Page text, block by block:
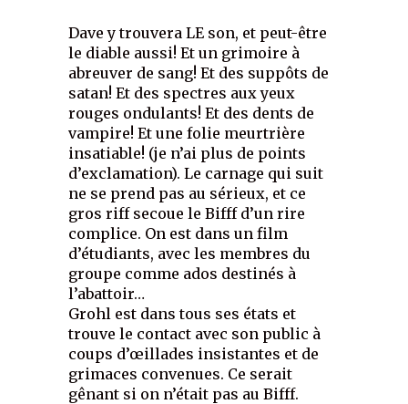
Dave y trouvera LE son, et peut-être
le diable aussi! Et un grimoire à
abreuver de sang! Et des suppôts de
satan! Et des spectres aux yeux
rouges ondulants! Et des dents de
vampire! Et une folie meurtrière
insatiable! (je n’ai plus de points
d’exclamation). Le carnage qui suit
ne se prend pas au sérieux, et ce
gros riff secoue le Bifff d’un rire
complice. On est dans un film
d’étudiants, avec les membres du
groupe comme ados destinés à
l’abattoir…
Grohl est dans tous ses états et
trouve le contact avec son public à
coups d’œillades insistantes et de
grimaces convenues. Ce serait
gênant si on n’était pas au Bifff.